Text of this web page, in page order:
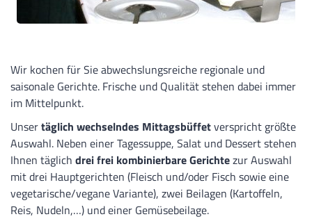
Wir kochen für Sie abwechslungsreiche regionale und
saisonale Gerichte. Frische und Qualität stehen dabei immer
im Mittelpunkt.
Unsertäglich wechselndes Mittagsbüffetverspricht größte
Auswahl. Neben einer Tagessuppe, Salat und Dessert stehen
Ihnen täglich drei frei kombinierbare Gerichtezur Auswahl
mit drei Hauptgerichten (Fleisch und/oder Fisch sowie eine
vegetarische/vegane Variante), zwei Beilagen (Kartoffeln,
Reis, Nudeln,…) und einer Gemüsebeilage.